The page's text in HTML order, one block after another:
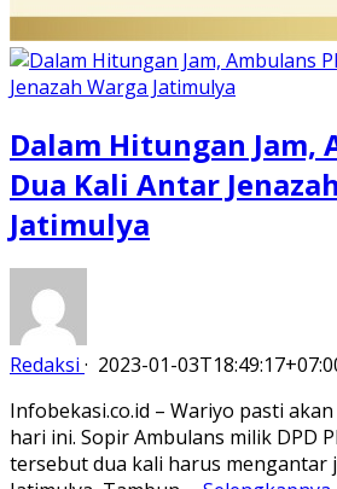
Dalam Hitungan Jam,
Dua Kali Antar
Jatimulya
Redaksi · 2023-01-
Infobekasi.co.id – Wariyo pasti
hari ini. Sopir Ambulans milik DPD
tersebut dua kali harus mengantar